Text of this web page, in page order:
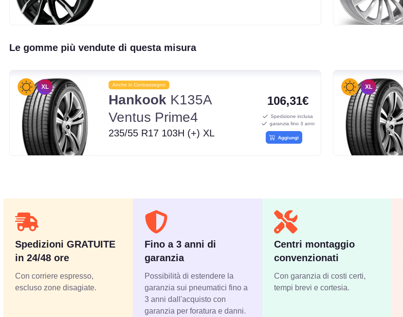
Le gomme più vendute di questa misura
XL Anche in Contrassegno
HankookK135A
Ventus Prime4
235/55 R17 103H (+) XL
106,31€
Spedizione inclusa
garanzia fino 3 anni
Aggiungi
XL
Spedizioni GRATUITE
in 24/48 ore
Con corriere espresso,
escluso zone disagiate.
Fino a 3 anni di
garanzia
Possibilità di estendere la
garanzia sui pneumatici fino a
3 anni dall'acquisto con
garanzia per foratura e danni.
Centri montaggio
convenzionati
Con garanzia di costi certi,
tempi brevi e cortesia.